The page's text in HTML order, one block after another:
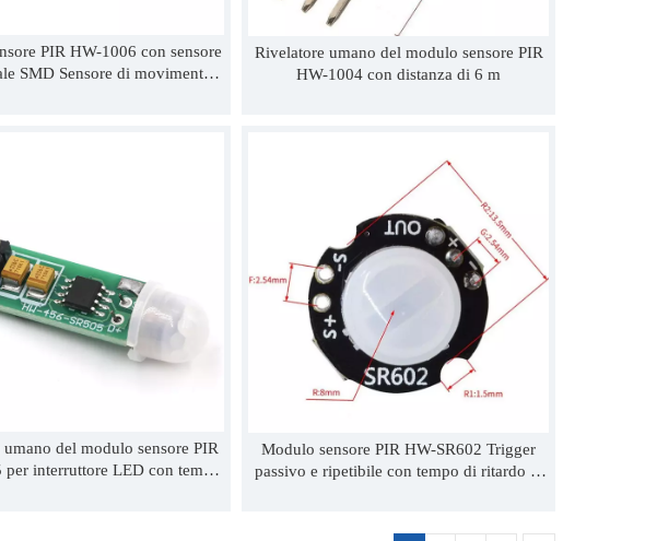
PIR HW-1006 con sensore
SMD Sensore di movimento
Rivelatore umano del modulo sensore PIR
HW-1004 con distanza di 6 m
del modulo sensore PIR
per interruttore LED con tempo
Modulo sensore PIR HW-SR602 Trigger
passivo e ripetibile con tempo di ritardo di